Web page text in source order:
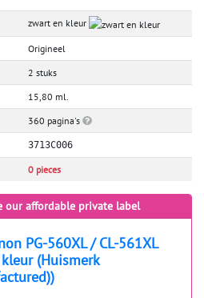
zwart en kleur
Origineel
2 stuks
15,80 ml.
360 pagina's
3713C006
0 pieces
our affordable private label
PG-560XL / CL-561XL
(Huismerk